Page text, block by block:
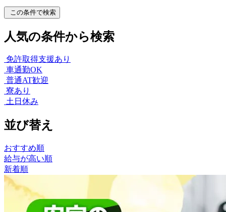
この条件で検索
人気の条件から検索
免許取得支援あり
車通勤OK
普通AT歓迎
寮あり
土日休み
並び替え
おすすめ順
給与が高い順
新着順